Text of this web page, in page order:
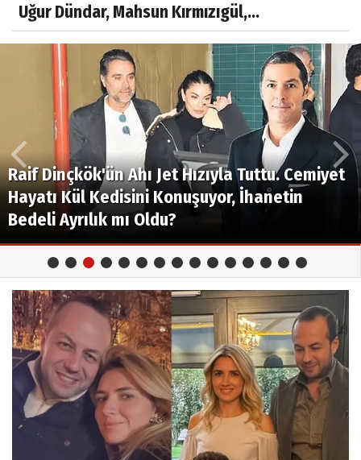
Uğur Dündar, Mahsun Kırmızıgül,...
Ahbap Dosyasında Deprem Üstüne Deprem!
Uğur Dündar, Mahsun Kırmızıgül, Gülben
Ergen, Hayko Cepkin...